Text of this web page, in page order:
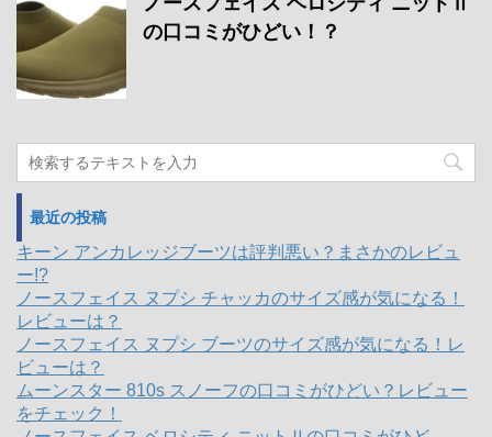
の口コミがひどい！？
最近の投稿
キーン アンカレッジブーツは評判悪い？まさかのレビュ
ー!?
ノースフェイス ヌプシ チャッカのサイズ感が気になる！
レビューは？
ノースフェイス ヌプシ ブーツのサイズ感が気になる！レ
ビューは？
ムーンスター 810s スノーフの口コミがひどい？レビュー
をチェック！